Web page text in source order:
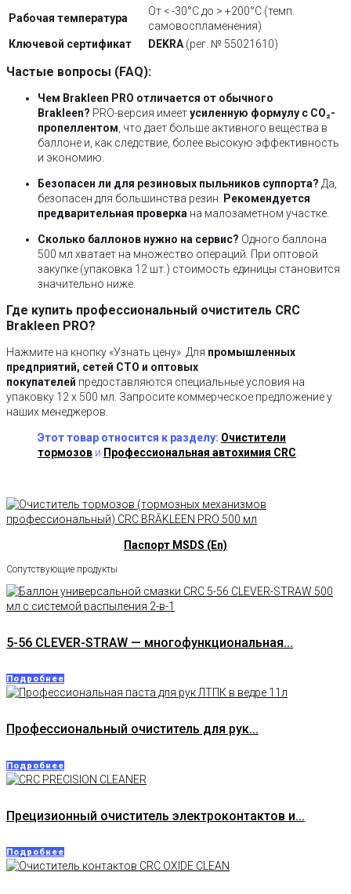
Рабочая температура
От < -30°C до > +200°C (темп.
самовоспламенения)
Ключевой сертификат
DEKRA (рег. № 55021610)
Частые вопросы (FAQ):
Чем Brakleen PRO отличается от обычного
Brakleen? PRO-версия имеетусиленную формулу с CO₂-
пропеллентом , что дает больше активного вещества в
баллоне и, как следствие, более высокую эффективность
и экономию.
Безопасен ли для резиновых пыльников суппорта? Да,
безопасен для большинства резин.
Рекомендуется
предварительная проверка на малозаметном участке.
Сколько баллонов нужно на сервис? Одного баллона
500 мл хватает на множество операций. При оптовой
закупке (упаковка 12 шт.) стоимость единицы становится
значительно ниже.
Где купить профессиональный очиститель CRC
Brakleen PRO?
Нажмите на кнопку «Узнать цену». Для промышленных
предприятий, сетей СТО и оптовых
покупателей предоставляются специальные условия на
упаковку 12 х 500 мл. Запросите коммерческое предложение у
наших менеджеров.
Этот товар относится к разделу: Очистители
тормозов и Профессиональная автохимия CRC
Паспорт MSDS (En)
Сопутствующие продукты
5-56 CLEVER-STRAW — многофункциональная...
Подробнее
Профессиональный очиститель для рук...
Подробнее
Прецизионный очиститель электроконтактов и...
Подробнее